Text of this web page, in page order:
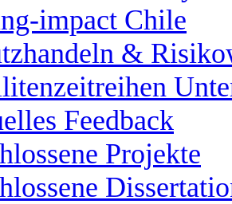
impact Chile
&
Feedback
Projekte